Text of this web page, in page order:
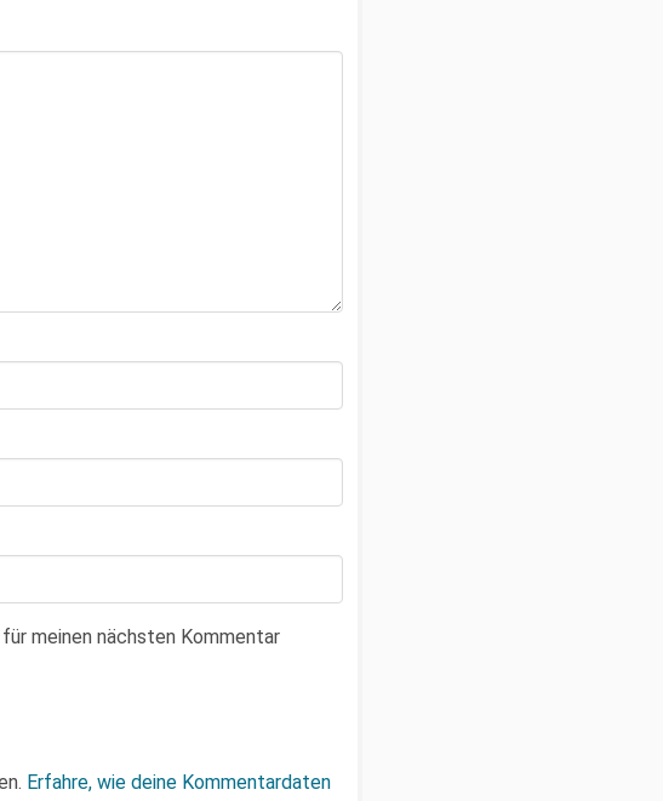
meinen nächsten Kommentar
Erfahre, wie deine Kommentardaten